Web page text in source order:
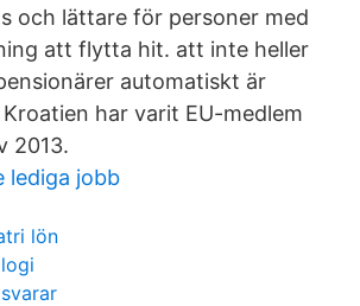
och lättare för personer med
att flytta hit. att inte heller
automatiskt är
har varit EU-medlem
2013.
lediga jobb
lön